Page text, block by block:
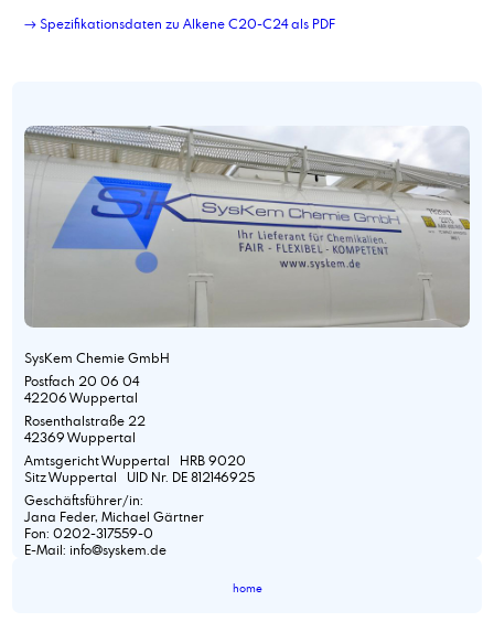
→ Spezifikationsdaten zu Alkene C20-C24 als PDF
SysKem Chemie GmbH
Postfach 20 06 04
42206 Wuppertal
Rosenthalstraße 22
42369 Wuppertal
Amtsgericht Wuppertal HRB 9020
Sitz Wuppertal UID Nr. DE 812146925
Geschäftsführer/in:
Jana Feder, Michael Gärtner
Fon: 0202-317559-0
E-Mail: info@syskem.de
home